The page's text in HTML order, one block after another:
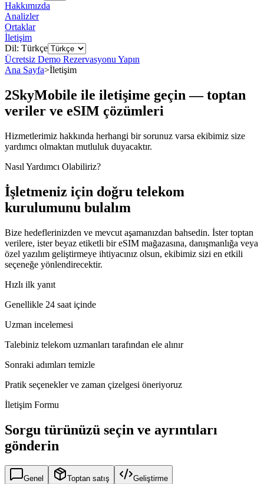
Hakkımızda
Analizler
Ortaklar
İletişim
Dil: Türkçe
Ücretsiz Demo Rezervasyonu Yapın
Ana Sayfa>İletişim
2SkyMobile ile iletişime geçin — toptan
veriler ve eSIM çözümleri
Hizmetlerimiz hakkında herhangi bir sorunuz varsa ekibimiz size
yardımcı olmaktan mutluluk duyacaktır.
Nasıl Yardımcı Olabiliriz?
İşletmeniz için doğru telekom
kurulumunu bulalım
Bize hedeflerinizden ve mevcut aşamanızdan bahsedin. İster toptan
verilere, ister beyaz etiketli bir eSIM mağazasına, danışmanlığa veya
özel yazılım geliştirmeye ihtiyacınız olsun, ekibimiz sizi en etkili
seçeneğe yönlendirecektir.
Hızlı ilk yanıt
Genellikle 24 saat içinde
Uzman incelemesi
Talebiniz telekom uzmanları tarafından ele alınır
Sonraki adımları temizle
Pratik seçenekler ve zaman çizelgesi öneriyoruz
İletişim Formu
Sorgu türünüzü seçin ve ayrıntıları
gönderin
Genel Toptan satış Geliştirme